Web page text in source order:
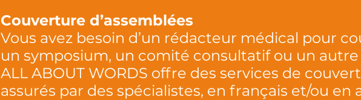
Couverture d’assemblées
Vous avez besoin d’un rédacteur médical pour
un symposium, un comité consultatif ou un autre
ALL ABOUT WORDS offre des services de
assurés par des spécialistes, en français et/ou en